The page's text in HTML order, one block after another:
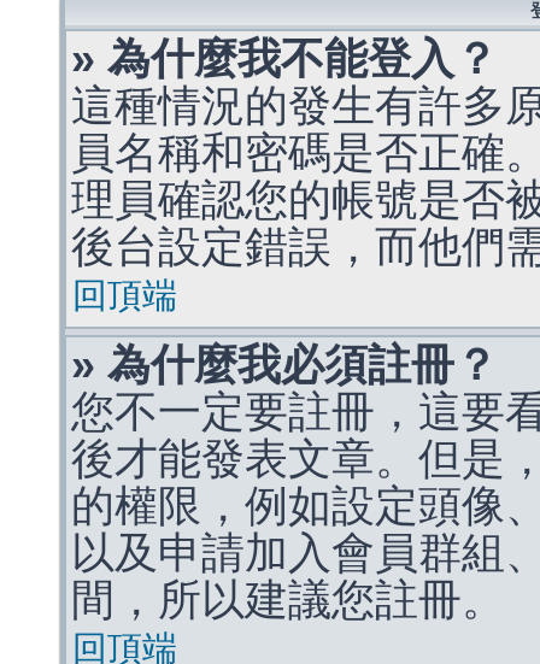
» 為什麼我不能登入？
這種情況的發生有許多
員名稱和密碼是否正確
理員確認您的帳號是否
後台設定錯誤，而他們
回頂端
» 為什麼我必須註冊？
您不一定要註冊，這要
後才能發表文章。但是
的權限，例如設定頭像
以及申請加入會員群組
間，所以建議您註冊。
回頂端